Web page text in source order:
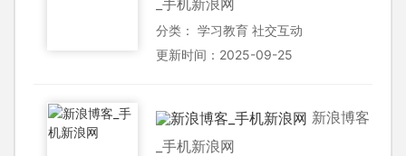
分类： 学习教育 社交互动
更新时间：2025-09-25
新浪博客
_手机新浪网